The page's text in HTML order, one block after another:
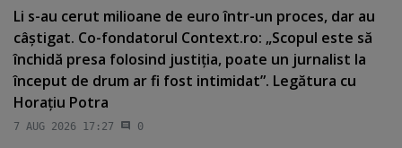
Li s-au cerut milioane de euro într-un proces, dar au
câştigat. Co-fondatorul Context.ro: „Scopul este să
închidă presa folosind justiţia, poate un jurnalist la
început de drum ar fi fost intimidat”. Legătura cu
Horaţiu Potra
7 AUG 2026 17:27 0